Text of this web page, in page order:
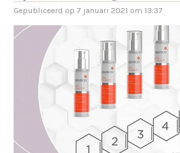
Gepubliceerd op 7 januari 2021 om 13:37